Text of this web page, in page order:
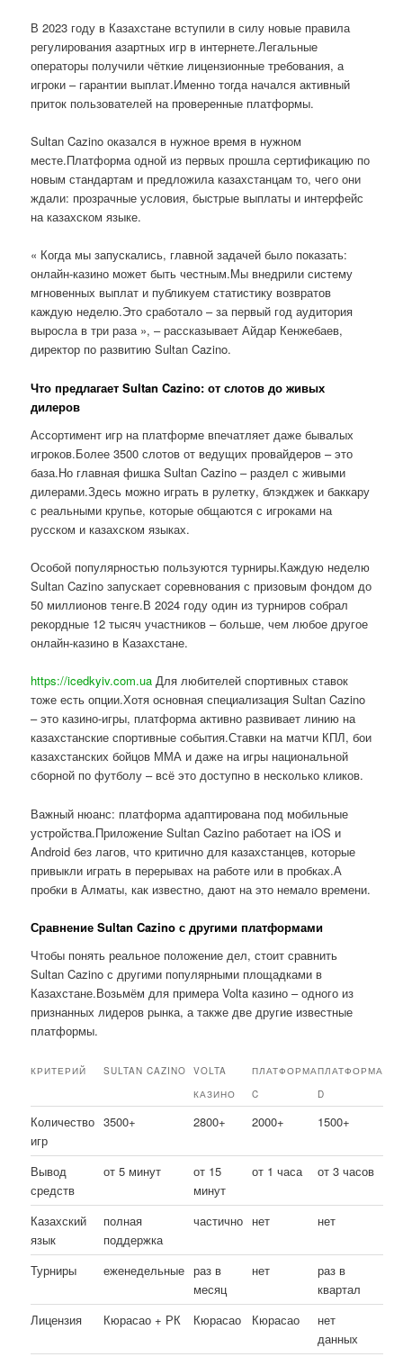
В 2023 году в Казахстане вступили в силу новые правила
регулирования азартных игр в интернете.Легальные
операторы получили чёткие лицензионные требования, а
игроки – гарантии выплат.Именно тогда начался активный
приток пользователей на проверенные платформы.
Sultan Cazino оказался в нужное время в нужном
месте.Платформа одной из первых прошла сертификацию по
новым стандартам и предложила казахстанцам то, чего они
ждали: прозрачные условия, быстрые выплаты и интерфейс
на казахском языке.
« Когда мы запускались, главной задачей было показать:
онлайн-казино может быть честным.Мы внедрили систему
мгновенных выплат и публикуем статистику возвратов
каждую неделю.Это сработало – за первый год аудитория
выросла в три раза », – рассказывает Айдар Кенжебаев,
директор по развитию Sultan Cazino.
Что предлагает Sultan Cazino: от слотов до живых
дилеров
Ассортимент игр на платформе впечатляет даже бывалых
игроков.Более 3500 слотов от ведущих провайдеров – это
база.Но главная фишка Sultan Cazino – раздел с живыми
дилерами.Здесь можно играть в рулетку, блэкджек и баккару
с реальными крупье, которые общаются с игроками на
русском и казахском языках.
Особой популярностью пользуются турниры.Каждую неделю
Sultan Cazino запускает соревнования с призовым фондом до
50 миллионов тенге.В 2024 году один из турниров собрал
рекордные 12 тысяч участников – больше, чем любое другое
онлайн-казино в Казахстане.
https://icedkyiv.com.ua Для любителей спортивных ставок
тоже есть опции.Хотя основная специализация Sultan Cazino
– это казино-игры, платформа активно развивает линию на
казахстанские спортивные события.Ставки на матчи КПЛ, бои
казахстанских бойцов ММА и даже на игры национальной
сборной по футболу – всё это доступно в несколько кликов.
Важный нюанс: платформа адаптирована под мобильные
устройства.Приложение Sultan Cazino работает на iOS и
Android без лагов, что критично для казахстанцев, которые
привыкли играть в перерывах на работе или в пробках.А
пробки в Алматы, как известно, дают на это немало времени.
Сравнение Sultan Cazino с другими платформами
Чтобы понять реальное положение дел, стоит сравнить
Sultan Cazino с другими популярными площадками в
Казахстане.Возьмём для примера Volta казино – одного из
признанных лидеров рынка, а также две другие известные
платформы.
КРИТЕРИЙ SULTAN CAZINO
VOLTA
КАЗИНО
ПЛАТФОРМА
C
ПЛАТФОРМА
D
Количество
игр
3500+ 2800+ 2000+ 1500+
Вывод
средств
от 5 минут
от 15
минут
от 1 часа от 3 часов
Казахский
язык
полная
поддержка
частично нет нет
Турниры еженедельные раз в
месяц
нет
раз в
квартал
Лицензия
Кюрасао + РК Кюрасао Кюрасао
нет
данных